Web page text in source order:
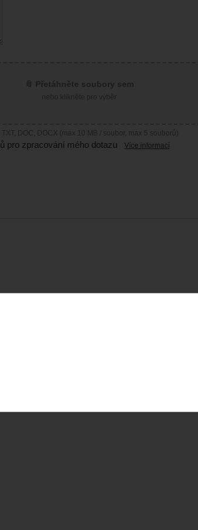
DOC, DOCX (max 10 MB / soubor, max 5 souborů)
pro zpracování mého dotazu Více informací